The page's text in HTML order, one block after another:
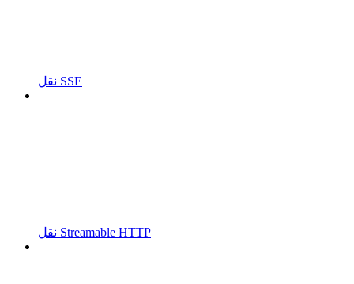
نقل SSE
نقل Streamable HTTP